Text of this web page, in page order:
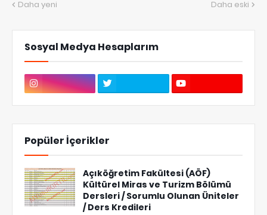
Daha yeni Daha eski
Sosyal Medya Hesaplarım
Popüler İçerikler
Açıköğretim Fakültesi (AÖF)
Kültürel Miras ve Turizm Bölümü
Dersleri / Sorumlu Olunan Üniteler
/ Ders Kredileri